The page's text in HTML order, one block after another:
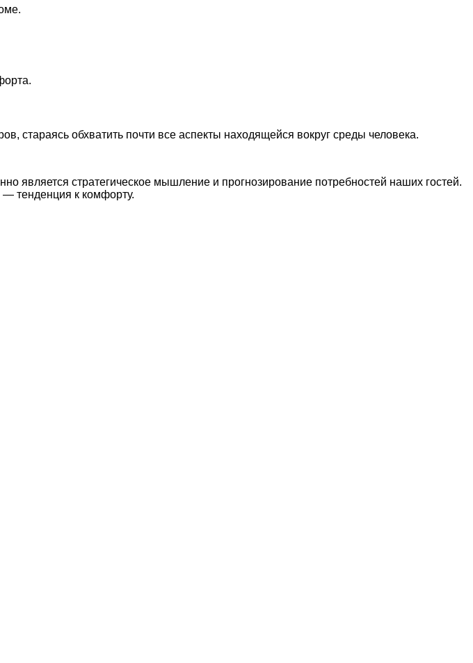
стараясь обхватить почти все аспекты находящейся вокруг среды человека.
является стратегическое мышление и прогнозирование потребностей наших гостей.
тенденция к комфорту.